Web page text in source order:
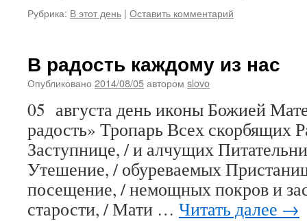
Рубрика: В этот день | Оставить комментарий
В радость каждому из нас
Опубликовано 2014/08/05автором slovo
05 августа день иконы Божией
радость» Тропарь Всех скорбящих
Заступнице, / и алчущих
Утешение, / обуреваемых
посещение, / немощных покров и
старости, / Мати … Читать далее →